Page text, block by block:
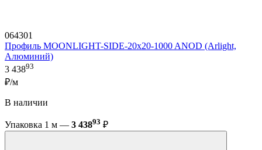
064301
Профиль MOONLIGHT-SIDE-20x20-1000 ANOD (Arlight,
Алюминий)
3 43893
₽/м
В наличии
Упаковка 1 м — 3 43893 ₽